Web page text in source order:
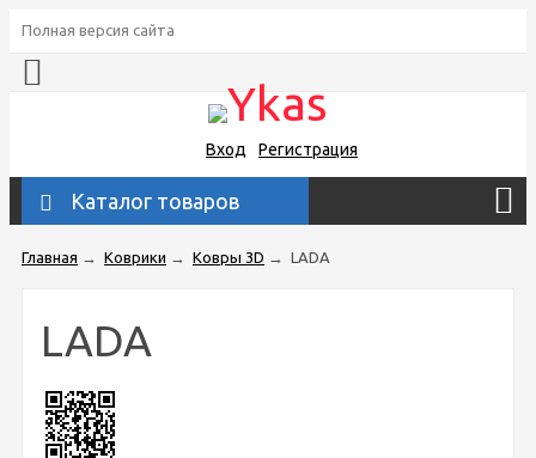
Полная версия сайта
Вход Регистрация
Каталог товаров
Главная → Коврики → Ковры 3D → LADA
LADA